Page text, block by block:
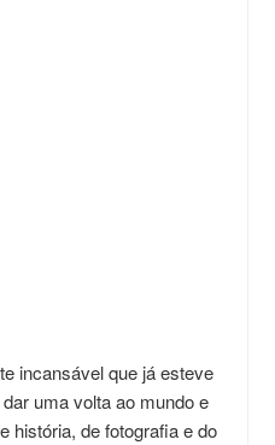
incansável que já esteve
uma volta ao mundo e
história, de fotografia e do